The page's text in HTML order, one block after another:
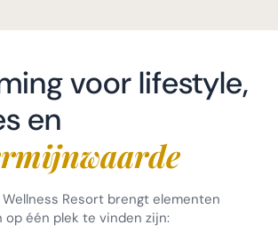
voor lifestyle,
en
Resort brengt elementen
op één plek te vinden zijn: